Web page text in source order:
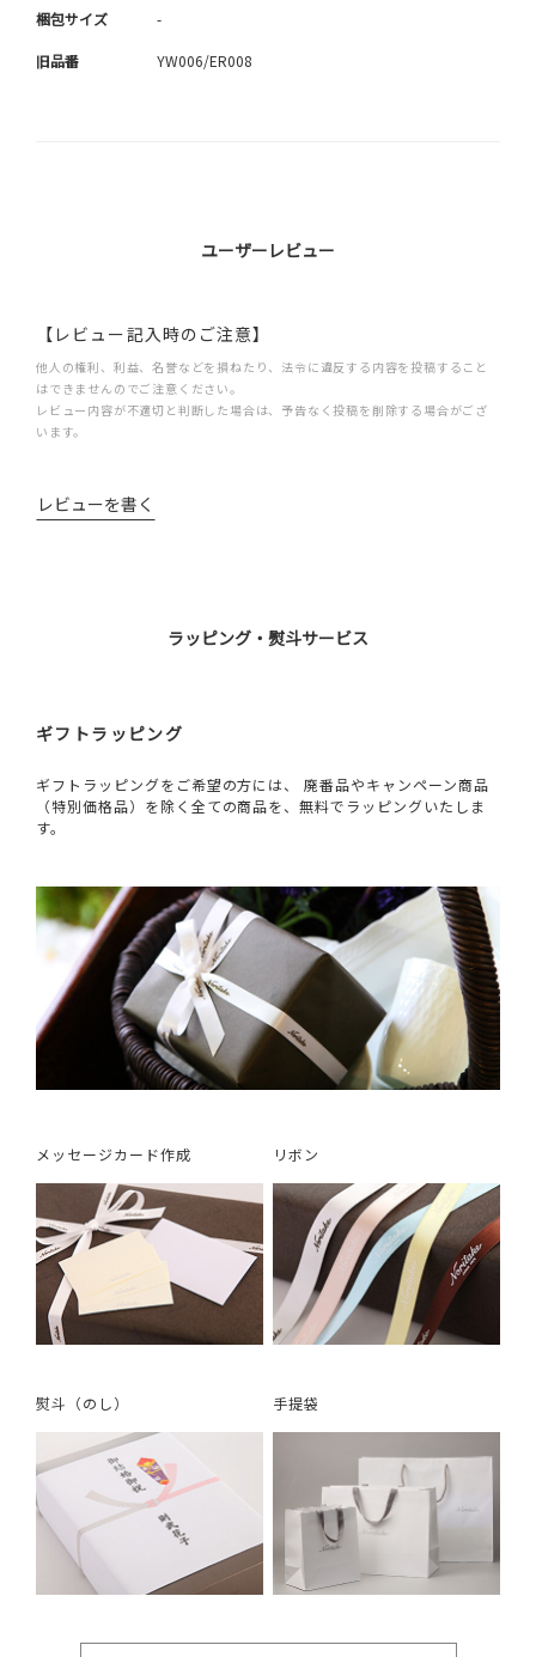
梱包サイズ -
旧品番 YW006/ER008
ユーザーレビュー
【レビュー記入時のご注意】
他人の権利、利益、名誉などを損ねたり、法令に違反する内容を投稿すること
はできませんのでご注意ください。
レビュー内容が不適切と判断した場合は、予告なく投稿を削除する場合がござ
います。
レビューを書く
ラッピング・熨斗サービス
ギフトラッピング
ギフトラッピングをご希望の方には、 廃番品やキャンペーン商品
（特別価格品）を除く全ての商品を、無料でラッピングいたしま
す。
メッセージカード作成 リボン
熨斗（のし） 手提袋